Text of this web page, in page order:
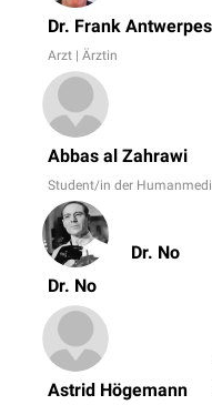
Dr. Frank Antwerpes
Arzt | Ärztin
Abbas al Zahrawi
Student/in der
Dr. No
Dr. No
Astrid Högemann